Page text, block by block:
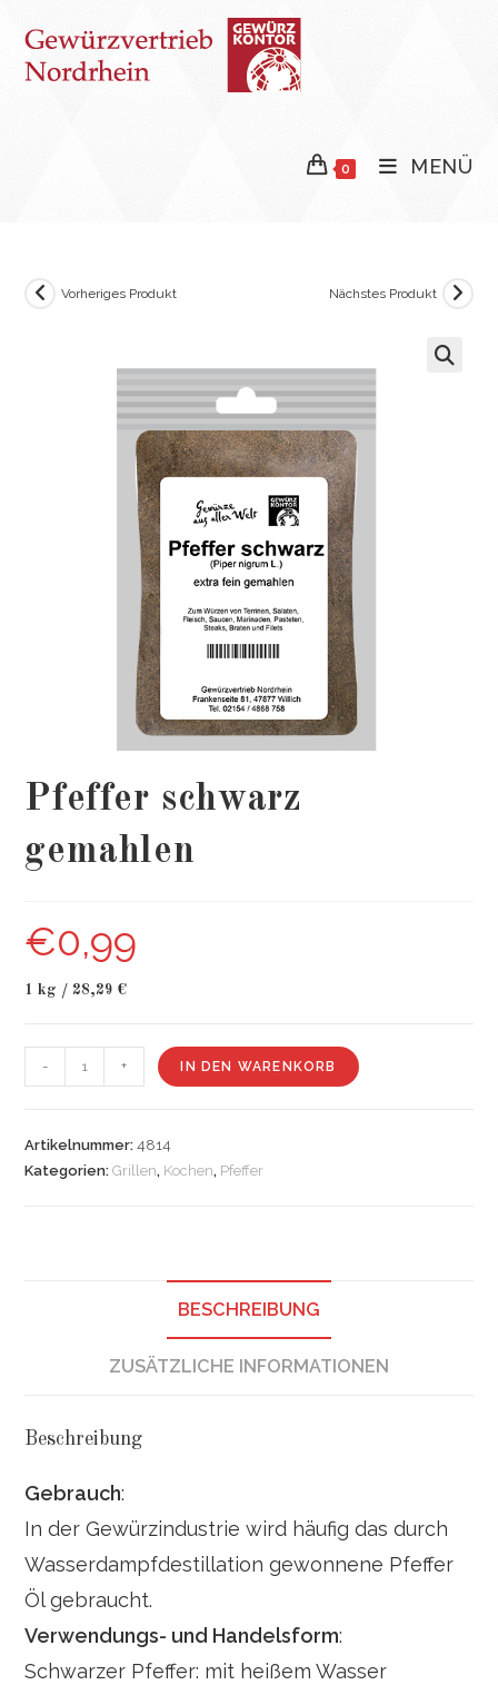
Inhalt
springen
0 MENÜ
Vorheriges Produkt Nächstes Produkt
Pfeffer schwarz
gemahlen
€0,99
1 kg / 28,29 €
schwarz
Menge
- + IN DEN WARENKORB
Artikelnummer:4814
Kategorien:Grillen, Kochen, Pfeffer
BESCHREIBUNG
ZUSÄTZLICHE INFORMATIONEN
Beschreibung
Gebrauch:
In der Gewürzindustrie wird häufig das durch
Wasserdampfdestillation gewonnene Pfeffer
Öl gebraucht.
Verwendungs- und Handelsform:
Schwarzer Pfeffer: mit heißem Wasser